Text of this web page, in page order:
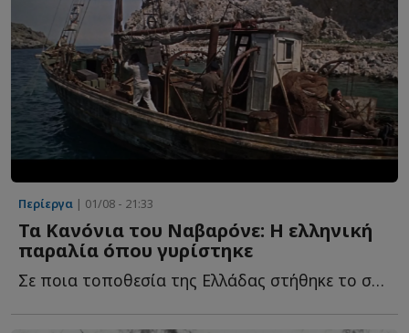
Περίεργα | 01/08 - 21:33
Τα Κανόνια του Ναβαρόνε: Η ελληνική
παραλία όπου γυρίστηκε
Σε ποια τοποθεσία της Ελλάδας στήθηκε το σκηνικό; Πώς ή...